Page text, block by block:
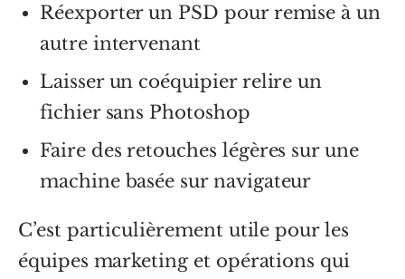
Réexporter un PSD pour remise à un
autre intervenant
Laisser un coéquipier relire un
fichier sans Photoshop
Faire des retouches légères sur une
machine basée sur navigateur
C’est particulièrement utile pour les
équipes marketing et opérations qui